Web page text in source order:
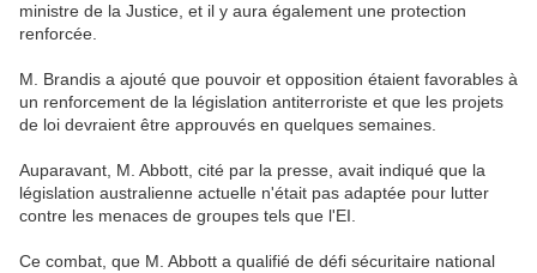
ministre de la Justice, et il y aura également une protection
renforcée.
M. Brandis a ajouté que pouvoir et opposition étaient favorables à
un renforcement de la législation antiterroriste et que les projets
de loi devraient être approuvés en quelques semaines.
Auparavant, M. Abbott, cité par la presse, avait indiqué que la
législation australienne actuelle n'était pas adaptée pour lutter
contre les menaces de groupes tels que l'EI.
Ce combat, que M. Abbott a qualifié de défi sécuritaire national